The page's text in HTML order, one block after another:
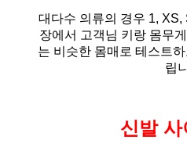
대다수 의류의 경우 1,
장에서 고객님 키랑 몸무
는 비슷한 몸매로 테스트
립
신발 사